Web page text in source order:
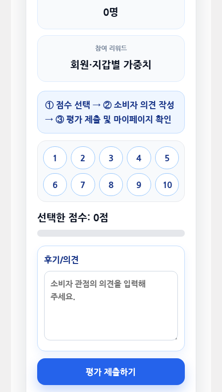
0명
참여 리워드
회원·지갑별 가중치
① 점수 선택 → ② 소비자 의견 작성
→ ③ 평가 제출 및 마이페이지 확인
1 2 3 4 5
6 7 8 9 10
선택한 점수: 0점
후기/의견
평가 제출하기